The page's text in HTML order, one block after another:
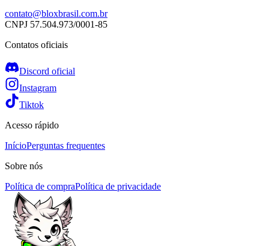
contato@bloxbrasil.com.br
CNPJ 57.504.973/0001-85
Contatos oficiais
Discord oficial
Instagram
Tiktok
Acesso rápido
InícioPerguntas frequentes
Sobre nós
Política de compraPolítica de privacidade